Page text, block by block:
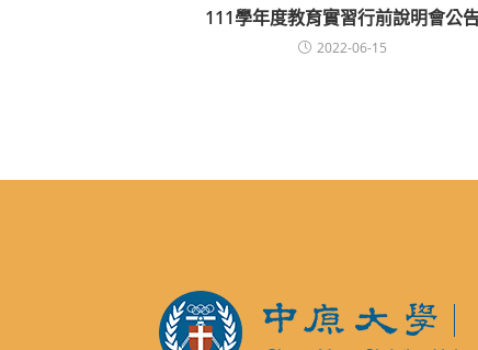
111學年度教育實習行前說明會公
2022-06-15